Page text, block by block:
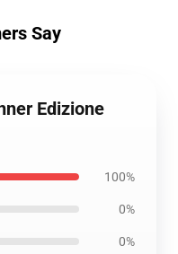
Say
Edizione
100%
0%
0%